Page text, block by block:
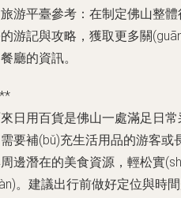
旅游平臺參考 ：在制定佛山整
游記與攻略，獲取更多關
廳的資訊。
日用百貨是佛山一處滿足日
要補(bǔ)充生活用品的游客或
邊潛在的美食資源，輕松實
。建議出行前做好定位與時